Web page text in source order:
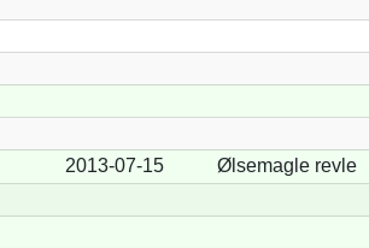
2013-07-15 Ølsemagle revle